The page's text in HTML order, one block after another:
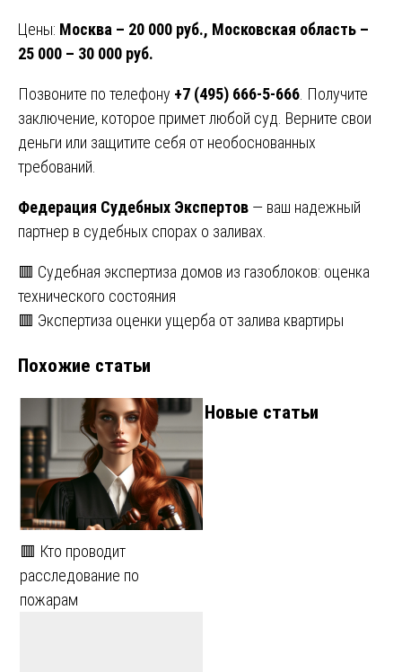
Цены: Москва – 20 000 руб., Московская область –
25 000 – 30 000 руб.
Позвоните по телефону +7 (495) 666-5-666 . Получите
заключение, которое примет любой суд. Верните свои
деньги или защитите себя от необоснованных
требований.
Федерация Судебных Экспертов — ваш надежный
партнер в судебных спорах о заливах.
Навигация
по
🟥 Судебная экспертиза домов из газоблоков: оценка
технического состояния
🟥 Экспертиза оценки ущерба от залива квартиры
Похожие статьи
🟥 Кто проводит
расследование по
пожарам
Новые статьи